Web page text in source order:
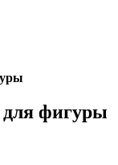
для фигуры